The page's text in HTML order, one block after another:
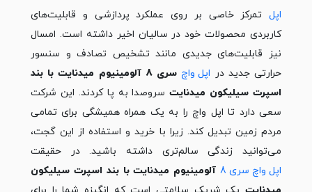
اپل تمرکز خاصی بر روی عملکرد پردازشی و قابلیت‌های
کاربردی محصولات خود در سالیان اخیر داشته است. امسال
نیز قابلیت‌های جدیدی مانند تشخیص تصادف و سنسور
حرارتی جدید در اپل واچ
سری 8 آلومینیوم میدنایت با بند
اسپرت سیلیکون میدنایتسروصدا به پا کردند. این شرکت
سعی دارد تا اپل واچ را به یک همراه همیشگی برای تمامی
مردم زمین تبدیل کند. زیرا با خرید و استفاده از این گجت،
می‌توانید زندگی سالم‌تری داشته باشید. در حقیقت
اپل واچ سری 8
آلومینیوم میدنایت با بند اسپرت سیلیکون